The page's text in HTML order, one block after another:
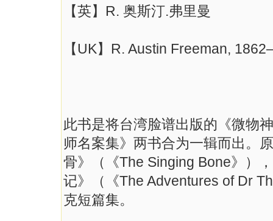
【英】R. 奥斯汀.弗里曼
【UK】R. Austin Freeman,
此书是将台湾脸谱出版的《微物
师名案集》两书合为一辑而出。
骨》（《The Singing Bone》）
记》（《The Adventures of Dr
克短篇集。